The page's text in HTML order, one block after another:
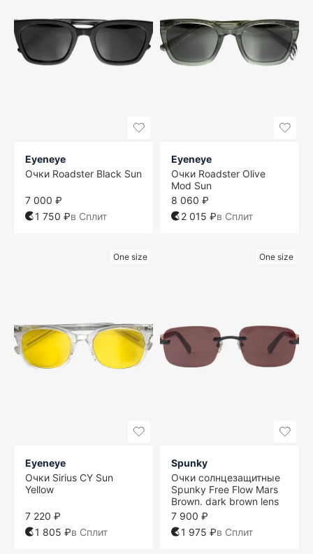
Eyeneye
Очки Roadster Black Sun
7 000 ₽
1 750 ₽в Сплит
Eyeneye
Очки Roadster Olive
Mod Sun
8 060 ₽
2 015 ₽в Сплит
One size
Eyeneye
Очки Sirius CY Sun
Yellow
7 220 ₽
1 805 ₽в Сплит
One size
Spunky
Очки солнцезащитные
Spunky Free Flow Mars
Brown. dark brown lens
7 900 ₽
1 975 ₽в Сплит